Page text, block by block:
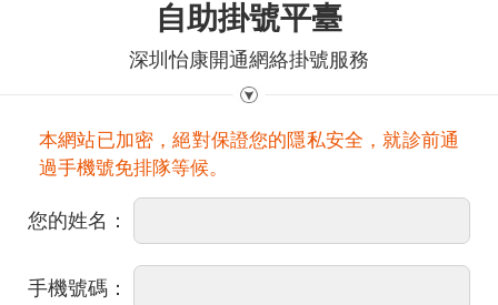
自助掛號平臺
深圳怡康開通網絡掛號服務
本網站已加密，絕對保證您的隱私安全，就診前通
過手機號免排隊等候。
您的姓名：
手機號碼：